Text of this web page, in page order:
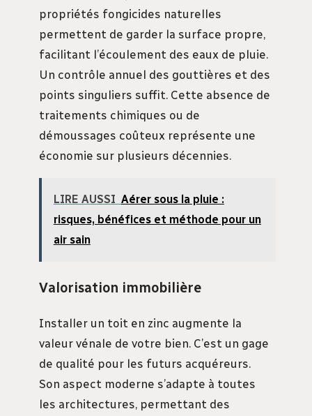
propriétés fongicides naturelles
permettent de garder la surface propre,
facilitant l’écoulement des eaux de pluie.
Un contrôle annuel des gouttières et des
points singuliers suffit. Cette absence de
traitements chimiques ou de
démoussages coûteux représente une
économie sur plusieurs décennies.
LIRE AUSSI Aérer sous la pluie :
risques, bénéfices et méthode pour un
air sain
Valorisation immobilière
Installer un toit en zinc augmente la
valeur vénale de votre bien. C’est un gage
de qualité pour les futurs acquéreurs.
Son aspect moderne s’adapte à toutes
les architectures, permettant des